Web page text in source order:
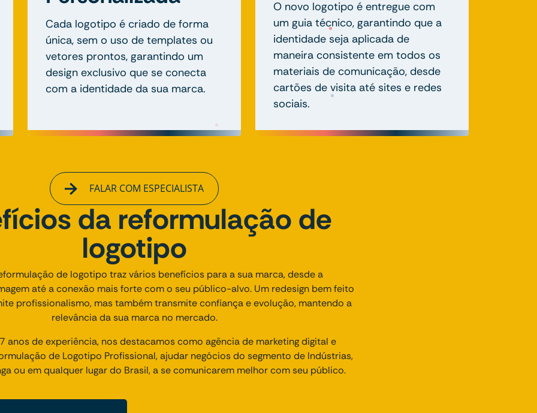
Cada logotipo é criado de forma
única, sem o uso de templates ou
vetores prontos, garantindo um
design exclusivo que se conecta
com a identidade da sua marca.
O novo logotipo é entregue com
um guia técnico, garantindo que a
identidade seja aplicada de
maneira consistente em todos os
materiais de comunicação, desde
cartões de visita até sites e redes
sociais.
FALAR COM ESPECIALISTA
da reformulação de
logotipo
de logotipo traz vários benefícios para a sua marca, desde a
até a conexão mais forte com o seu público-alvo. Um redesign bem feito
profissionalismo, mas também transmite confiança e evolução, mantendo a
relevância da sua marca no mercado.
anos de experiência, nos destacamos como agência de marketing digital e
de Logotipo Profissional, ajudar negócios do segmento de Indústrias,
ou em qualquer lugar do Brasil, a se comunicarem melhor com seu público.